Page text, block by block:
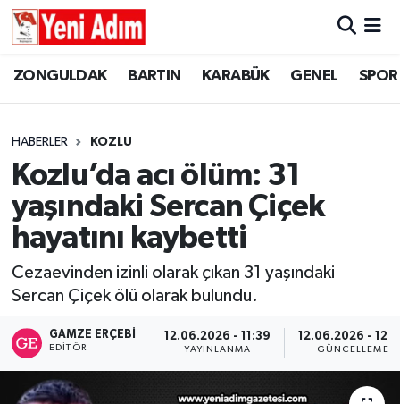
ZONGULDAK BARTIN KARABÜK GENEL SPOR
HABERLER KOZLU
Kozlu’da acı ölüm: 31
yaşındaki Sercan Çiçek
hayatını kaybetti
Cezaevinden izinli olarak çıkan 31 yaşındaki
Sercan Çiçek ölü olarak bulundu.
GAMZE ERÇEBI
EDITÖR
12.06.2026 - 11:39
YAYINLANMA
12.06.2026 -
GÜNCELLEME
ZONGULDAK
GÜNCEL
SİYASET
RESMİ İLAN
ZONGULDAK
GENEL
SPOR
SİYASET
SAĞLIK
GÜNCEL
Zonguldak Hava Durumu
Tüm Manşetler
Son Dakika Haberleri
Haber Arşivi